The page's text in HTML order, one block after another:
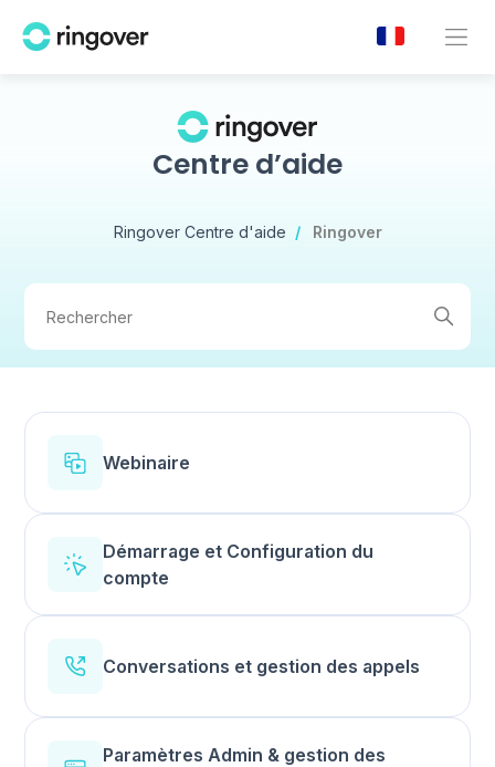
Centre d’aide
Ringover Centre d'aide Ringover
Recherche
Webinaire
Démarrage et Configuration du
compte
Conversations et gestion des appels
Paramètres Admin & gestion des